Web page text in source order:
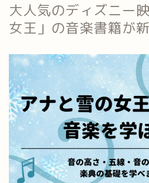
大人気のディズニー
女王」の音楽書籍が